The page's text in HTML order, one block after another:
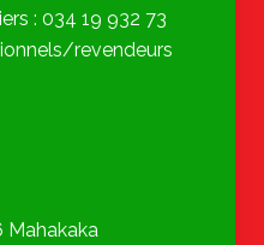
: 034 19 932 73
revendeurs
Mahakaka